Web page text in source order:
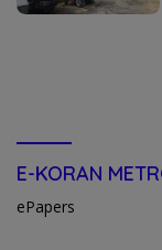
E-KORAN
ePapers